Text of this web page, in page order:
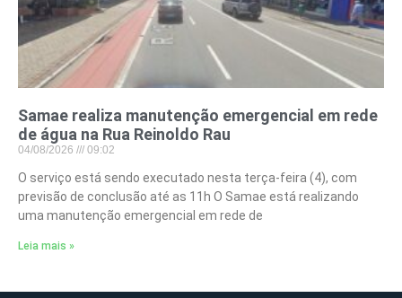
Samae realiza manutenção emergencial em rede
de água na Rua Reinoldo Rau
04/08/2026 09:02
O serviço está sendo executado nesta terça-feira (4), com
previsão de conclusão até as 11h O Samae está realizando
uma manutenção emergencial em rede de
Leia mais »